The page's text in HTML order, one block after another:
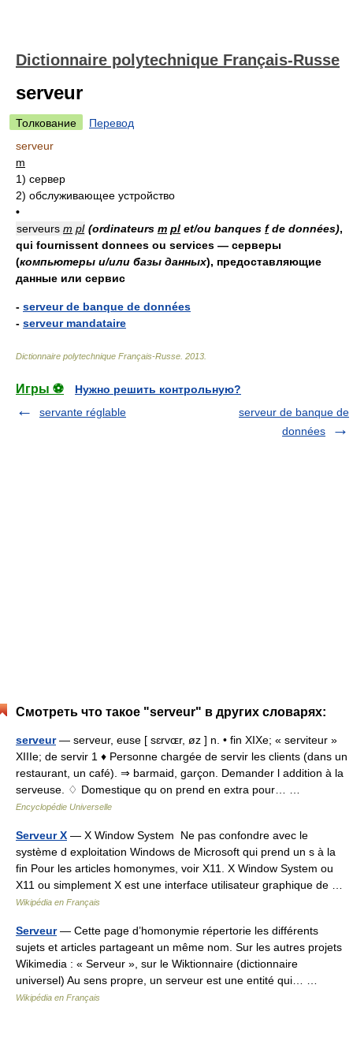
Dictionnaire polytechnique Français-Russe
serveur
Толкование
Перевод
serveur
m
1) сервер
2) обслуживающее устройство
•
serveurs m pl (ordinateurs m pl et/ou banques fde données),
qui fournissent donnees ou services — серверы
(компьютеры и/или базы данных), предоставляющие
данные или сервис
- serveur de banque de données
- serveur mandataire
Dictionnaire polytechnique Français-Russe 2013
Игры ⚽
Нужно решить контрольную?
servante réglable
serveur de banque de
données
Смотреть что такое "serveur" в других словарях:
serveur— serveur, euse [ sɛrvɶr, øz ] n. • fin XIXe; « serviteur »
XIIIe; de servir 1 ♦ Personne chargée de servir les clients (dans un
restaurant, un café). ⇒ barmaid, garçon. Demander l addition à la
serveuse. ♢ Domestique qu on prend en extra pour… …
Encyclopédie Universelle
Serveur X — X Window System Ne pas confondre avec le
système d exploitation Windows de Microsoft qui prend un s à la
fin Pour les articles homonymes, voir X11. X Window System ou
X11 ou simplement X est une interface utilisateur graphique de …
Wikipédia en Français
Serveur— Cette page d’homonymie répertorie les différents
sujets et articles partageant un même nom. Sur les autres projets
Wikimedia : « Serveur », sur le Wiktionnaire (dictionnaire
universel) Au sens propre, un serveur est une entité qui… …
Wikipédia en Français